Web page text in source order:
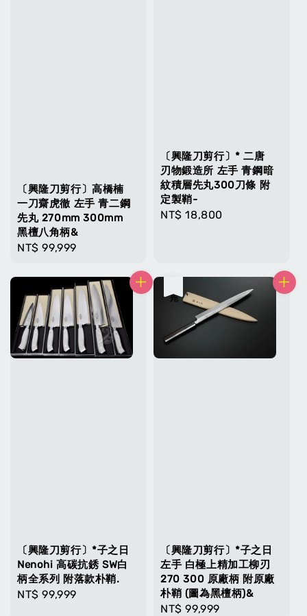
〔興隆刀剪行〕高橋楠
一刀齋虎徹 左手 青二鋼
先丸 270mm 300mm
黑檀八角柄&
Regular
NT$ 99,999
〔興隆刀剪行〕* 二唐
刃物鍛造所 左手 青鋼暗
紋積層先丸300刀條 附
定製鞘-
Regular
NT$ 18,800
〔興隆刀剪行〕*子之日
Nenohi 高碳抗銹 SW白
柄全系列 附落款朴鞘.
Regular
NT$ 99,999
〔興隆刀剪行〕*子之日
左手 白極上精加工柳刃
270 300 原廠柄 附原廠
朴鞘 (圖為黑檀柄)&
Regular
NT$ 99,999